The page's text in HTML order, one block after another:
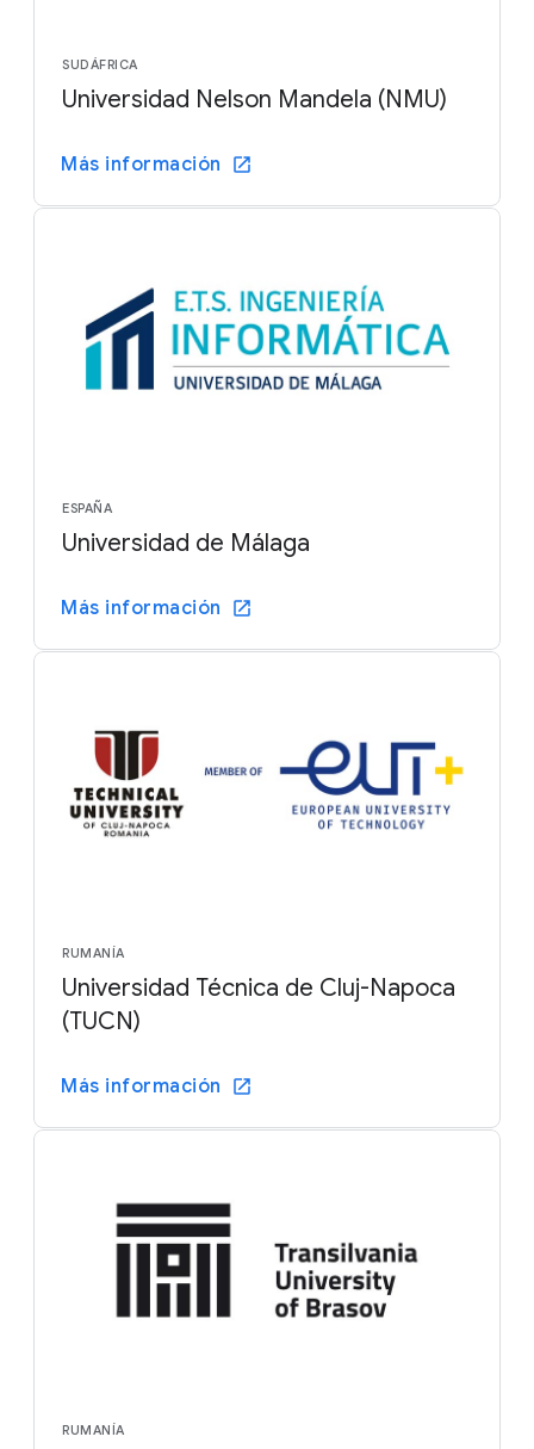
SUDÁFRICA
Universidad Nelson Mandela (NMU)
Más información
ESPAÑA
Universidad de Málaga
Más información
RUMANÍA
Universidad Técnica de Cluj-Napoca
(TUCN)
Más información
RUMANÍA